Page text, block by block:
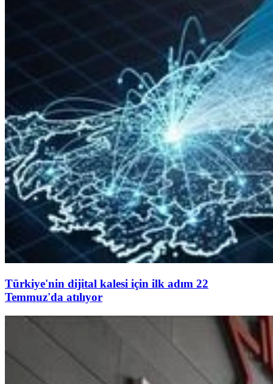
Türkiye'nin dijital kalesi için ilk adım 22
Temmuz'da atılıyor